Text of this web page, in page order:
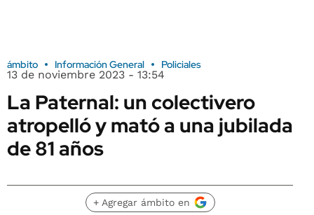
ámbito Información General Policiales
13 de noviembre 2023 - 13:54
La Paternal: un colectivero
atropelló y mató a una jubilada
de 81 años
+ Agregar ámbito en